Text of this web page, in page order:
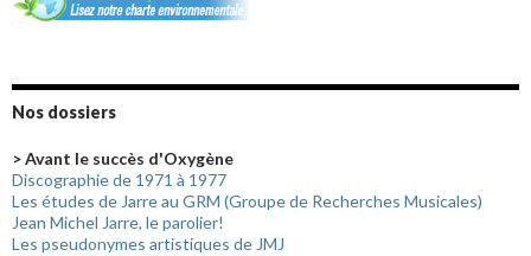
Nos dossiers
> Avant le succès d'Oxygène
Discographie de 1971 à 1977
Les études de Jarre au GRM (Groupe de Recherches Musicales)
Jean Michel Jarre, le parolier!
Les pseudonymes artistiques de JMJ